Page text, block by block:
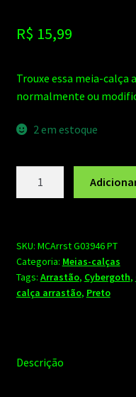
R$ 15,99
Trouxe essa meia-calça
normalmente ou
2 em estoque
cós
alto
quantidade
SKU: MCArrst G03946 PT
Categoria: Meias-calças
Tags: Arrastão, Cybergoth,
calça arrastão, Preto
Descrição